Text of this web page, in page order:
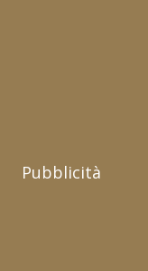
Pubblicità